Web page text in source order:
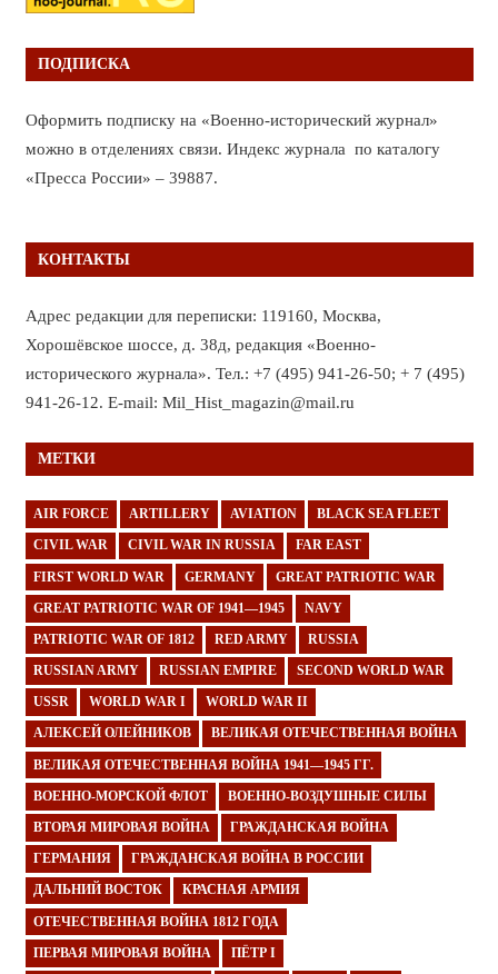
ПОДПИСКА
Оформить подписку на «Военно-исторический журнал»
можно в отделениях связи. Индекс журнала по каталогу
«Пресса России» – 39887.
КОНТАКТЫ
Адрес редакции для переписки: 119160, Москва,
Хорошёвское шоссе, д. 38д, редакция «Военно-
исторического журнала». Тел.: +7 (495) 941-26-50; + 7 (495)
941-26-12. E-mail: Mil_Hist_magazin@mail.ru
МЕТКИ
AIR FORCE ARTILLERY AVIATION BLACK SEA FLEET
CIVIL WAR CIVIL WAR IN RUSSIA FAR EAST
FIRST WORLD WAR GERMANY GREAT PATRIOTIC WAR
GREAT PATRIOTIC WAR OF 1941—1945 NAVY
PATRIOTIC WAR OF 1812 RED ARMY RUSSIA
RUSSIAN ARMY RUSSIAN EMPIRE SECOND WORLD WAR
USSR WORLD WAR I WORLD WAR II
АЛЕКСЕЙ ОЛЕЙНИКОВ ВЕЛИКАЯ ОТЕЧЕСТВЕННАЯ ВОЙНА
ВЕЛИКАЯ ОТЕЧЕСТВЕННАЯ ВОЙНА 1941—1945 ГГ.
ВОЕННО-МОРСКОЙ ФЛОТ ВОЕННО-ВОЗДУШНЫЕ СИЛЫ
ВТОРАЯ МИРОВАЯ ВОЙНА ГРАЖДАНСКАЯ ВОЙНА
ГЕРМАНИЯ ГРАЖДАНСКАЯ ВОЙНА В РОССИИ
ДАЛЬНИЙ ВОСТОК КРАСНАЯ АРМИЯ
ОТЕЧЕСТВЕННАЯ ВОЙНА 1812 ГОДА
ПЕРВАЯ МИРОВАЯ ВОЙНА ПЁТР I